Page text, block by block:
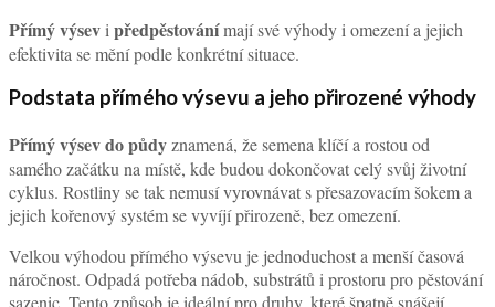
Přímý výsevi předpěstovánímají své výhody i omezení a jejich
efektivita se mění podle konkrétní situace.
Podstata přímého výsevu a jeho přirozené výhody
Přímý výsev do půdy znamená, že semena klíčí a rostou od
samého začátku na místě, kde budou dokončovat celý svůj životní
cyklus. Rostliny se tak nemusí vyrovnávat s přesazovacím šokem a
jejich kořenový systém se vyvíjí přirozeně, bez omezení.
Velkou výhodou přímého výsevu je jednoduchost a menší časová
náročnost. Odpadá potřeba nádob, substrátů i prostoru pro pěstování
sazenic. Tento způsob je ideální pro druhy, které špatně snášejí